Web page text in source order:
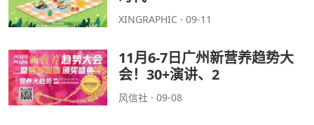
XINGRAPHIC · 09-11
11月6-7日广州新营养趋势大
会！30+演讲、2
风信社 · 09-08